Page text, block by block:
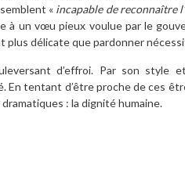
« incapable de reconnaître
à un vœu pieux voulue par le
plus délicate que pardonner
d’effroi. Par son style
En tentant d’être proche de ces
: la dignité humaine.